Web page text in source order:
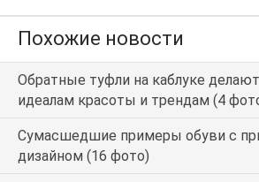
Похожие новости
Обратные туфли на каблуке
идеалам красоты и трендам (4
Сумасшедшие примеры обуви с
дизайном (16 фото)